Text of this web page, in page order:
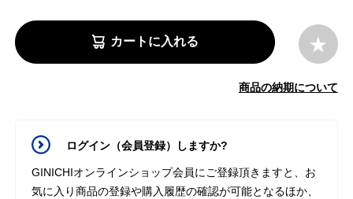
カートに入れる
商品の納期について
ログイン（会員登録）しますか?
GINICHIオンラインショップ会員にご登録頂きますと、お
気に入り商品の登録や購入履歴の確認が可能となるほか、